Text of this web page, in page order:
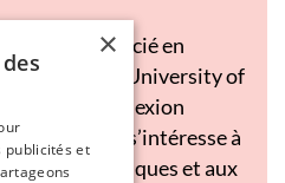
associé en
à l’Auckland University of
de la réflexion
il s’intéresse à
philosophiques et aux
×
publicités et